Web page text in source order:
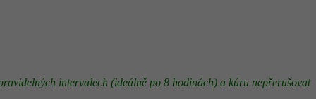
intervalech (ideálně po 8 hodinách) a kúru nepřerušovat